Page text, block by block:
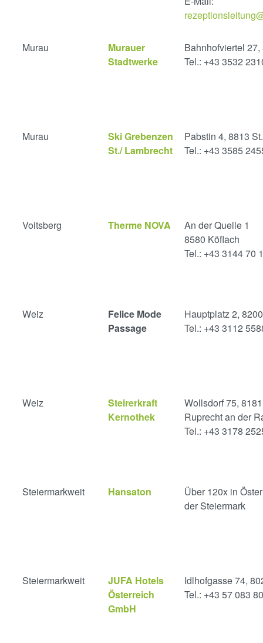
Murau
Murauer
Stadtwerke
Bahnhofviertel
Tel.: +43 3532
Murau
Ski Grebenzen
St./ Lambrecht
Pabstin 4, 8813
Tel.: +43 3585
Voitsberg Therme NOVA
An der Quelle 1
8580 Köflach
Tel.: +43 3144 70
Weiz
Felice Mode
Passage
Hauptplatz 2,
Tel.: +43 3112
Weiz
Steirerkraft
Kernothek
Wollsdorf 75,
Ruprecht an der
Tel.: +43 3178
Steiermarkweit Hansaton
Über 120x in
der Steiermark
Steiermarkweit
JUFA Hotels
Österreich
GmbH
Idlhofgasse 74,
Tel.: +43 57 083